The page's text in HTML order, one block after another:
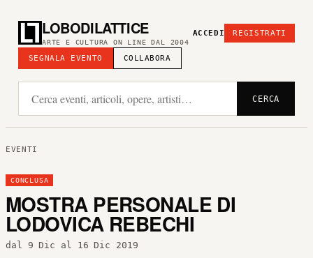
LOBODILATTICE
ARTE E CULTURA ON LINE DAL 2004
SEGNALA EVENTO COLLABORA
ACCEDI REGISTRATI
CERCA
EVENTI
CONCLUSA
MOSTRA PERSONALE DI
LODOVICA REBECHI
dal 9 Dic al 16 Dic 2019